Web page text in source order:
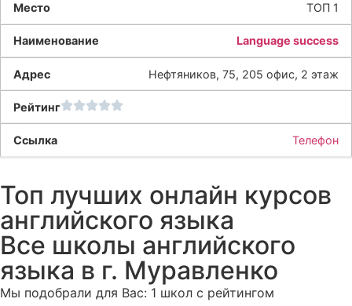
ТОП 1
Language success
Нефтяников, 75, 205 офис, 2 этаж
Телефон
Топ лучших онлайн курсов
английского языка
Все школы английского
языка в г. Муравленко
Мы подобрали для Вас: 1 школ с рейтингом